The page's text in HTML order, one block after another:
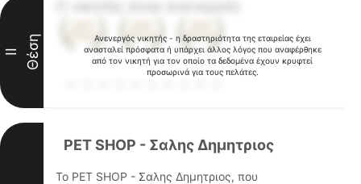
Ανενεργός νικητής - η δραστηριότητα της εταιρείας έχει
ανασταλεί πρόσφατα ή υπάρχει άλλος λόγος που αναφέρθηκε
από τον νικητή για τον οποίο τα δεδομένα έχουν κρυφτεί
προσωρινά για τους πελάτες.
II Θέση
PET SHOP - Σαλης Δημητριος
Το PET SHOP - Σαλης Δημητριος, που